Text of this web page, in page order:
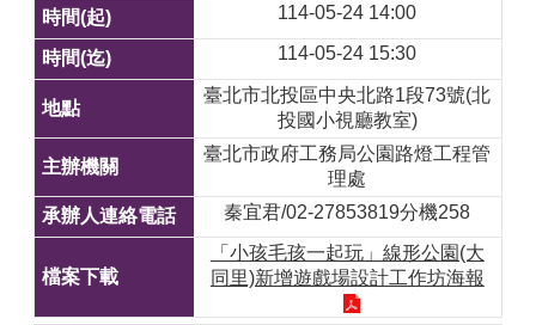
114-05-24 14:00
114-05-24 15:30
臺北市北投區中央北路1段73號(北
投國小視廳教室)
臺北市政府工務局公園路燈工程管
理處
秦宜君/02-27853819分機258
「小孩毛孩一起玩」線形公園(大
同里)新增遊戲場設計工作坊海報